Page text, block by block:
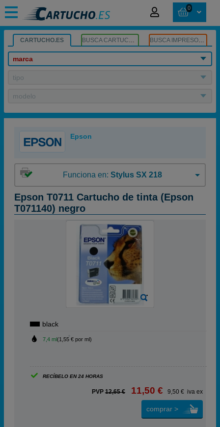
0
CARTUCHO.ES BUSCA CARTUCHOS BUSCA IMPRESORA
marca
tipo
modelo
Epson
Funciona en: Stylus SX 218
Epson T0711 Cartucho de tinta (Epson
T071140) negro
black
7,4 ml(1,55 € por ml)
RECÍBELO EN 24 HORAS
PVP 12,65 € 11,50 € 9,50 € iva ex
comprar >